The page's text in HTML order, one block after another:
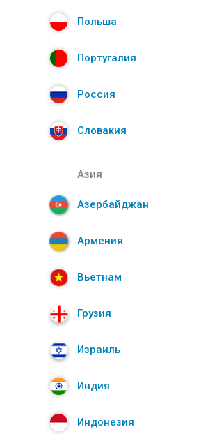
Польша
Португалия
Россия
Словакия
Азия
Азербайджан
Армения
Вьетнам
Грузия
Израиль
Индия
Индонезия